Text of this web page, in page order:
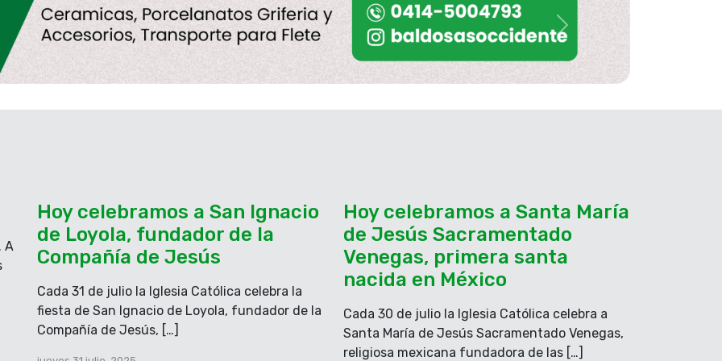
apostaré en la
qué responde a mi
la visión que te
para que se pueda
algo lejano, pero
DEL
Siguiente
A
Hoy celebramos a San Ignacio
de Loyola, fundador de la
Compañía de Jesús
Cada 31 de julio la Iglesia Católica celebra la
fiesta de San Ignacio de Loyola, fundador de la
Compañía de Jesús, […]
Hoy celebramos a Santa María
de Jesús Sacramentado
Venegas, primera santa
nacida en México
Cada 30 de julio la Iglesia Católica celebra a
Santa María de Jesús Sacramentado Venegas,
religiosa mexicana fundadora de las […]